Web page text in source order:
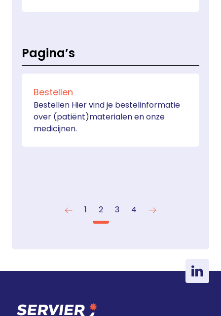
Pagina’s
Bestellen
Bestellen Hier vind je bestelinformatie
over (patiënt)materialen en onze
medicijnen.
1 2 3 4